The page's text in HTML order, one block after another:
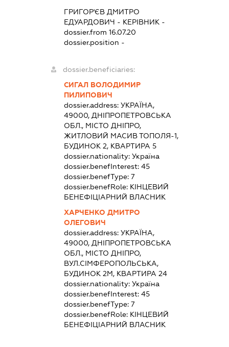
ГРИГОР'ЄВ ДМИТРО
ЕДУАРДОВИЧ - КЕРІВНИК -
dossier.from 16.07.20
dossier.position -
dossier.beneficiaries:
СИГАЛ ВОЛОДИМИР
ПИЛИПОВИЧ
dossier.address:УКРАЇНА,
49000, ДНІПРОПЕТРОВСЬКА
ОБЛ., МІСТО ДНІПРО,
ЖИТЛОВИЙ МАСИВ ТОПОЛЯ-1,
БУДИНОК 2, КВАРТИРА 5
dossier.nationality:Україна
dossier.benefInterest:45
dossier.benefType:7
dossier.benefRole: КІНЦЕВИЙ
БЕНЕФІЦІАРНИЙ ВЛАСНИК
ХАРЧЕНКО ДМИТРО
ОЛЕГОВИЧ
dossier.address:УКРАЇНА,
49000, ДНІПРОПЕТРОВСЬКА
ОБЛ., МІСТО ДНІПРО,
ВУЛ.СІМФЕРОПОЛЬСЬКА,
БУДИНОК 2М, КВАРТИРА 24
dossier.nationality:Україна
dossier.benefInterest:45
dossier.benefType:7
dossier.benefRole: КІНЦЕВИЙ
БЕНЕФІЦІАРНИЙ ВЛАСНИК